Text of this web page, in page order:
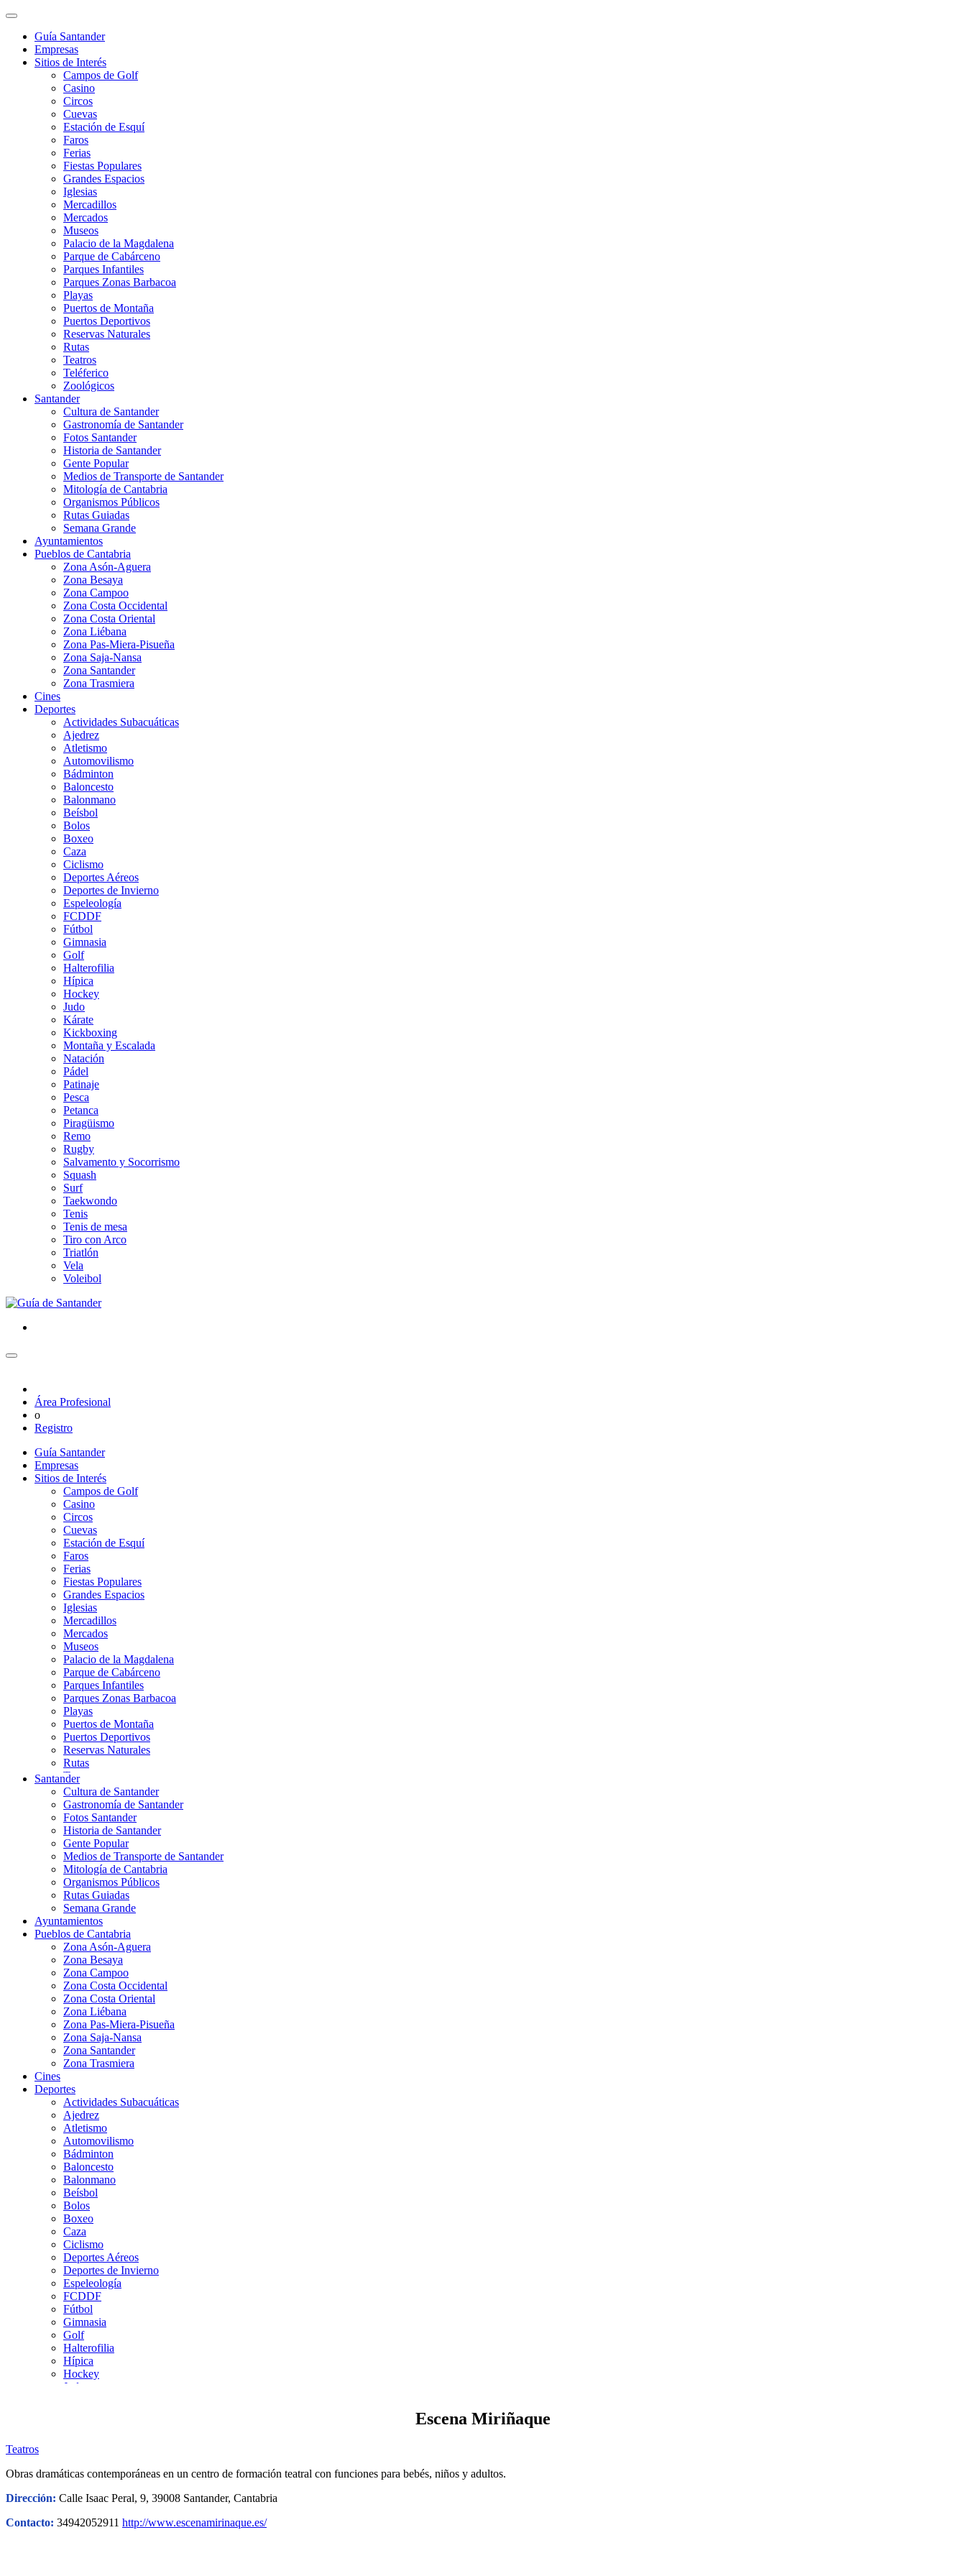
Guía Santander
Empresas
Sitios de Interés
Campos de Golf
Casino
Circos
Cuevas
Estación de Esquí
Faros
Ferias
Fiestas Populares
Grandes Espacios
Iglesias
Mercadillos
Mercados
Museos
Palacio de la Magdalena
Parque de Cabárceno
Parques Infantiles
Parques Zonas Barbacoa
Playas
Puertos de Montaña
Puertos Deportivos
Reservas Naturales
Rutas
Teatros
Teléferico
Zoológicos
Santander
Cultura de Santander
Gastronomía de Santander
Fotos Santander
Historia de Santander
Gente Popular
Medios de Transporte de Santander
Mitología de Cantabria
Organismos Públicos
Rutas Guiadas
Semana Grande
Ayuntamientos
Pueblos de Cantabria
Zona Asón-Aguera
Zona Besaya
Zona Campoo
Zona Costa Occidental
Zona Costa Oriental
Zona Liébana
Zona Pas-Miera-Pisueña
Zona Saja-Nansa
Zona Santander
Zona Trasmiera
Cines
Deportes
Actividades Subacuáticas
Ajedrez
Atletismo
Automovilismo
Bádminton
Baloncesto
Balonmano
Beísbol
Bolos
Boxeo
Caza
Ciclismo
Deportes Aéreos
Deportes de Invierno
Espeleología
FCDDF
Fútbol
Gimnasia
Golf
Halterofilia
Hípica
Hockey
Judo
Kárate
Kickboxing
Montaña y Escalada
Natación
Pádel
Patinaje
Pesca
Petanca
Piragüismo
Remo
Rugby
Salvamento y Socorrismo
Squash
Surf
Taekwondo
Tenis
Tenis de mesa
Tiro con Arco
Triatlón
Vela
Voleibol
Área Profesional
o
Registro
Guía Santander
Empresas
Sitios de Interés
Campos de Golf
Casino
Circos
Cuevas
Estación de Esquí
Faros
Ferias
Fiestas Populares
Grandes Espacios
Iglesias
Mercadillos
Mercados
Museos
Palacio de la Magdalena
Parque de Cabárceno
Parques Infantiles
Parques Zonas Barbacoa
Playas
Puertos de Montaña
Puertos Deportivos
Reservas Naturales
Rutas
Teatros
Teléferico
Zoológicos
Santander
Cultura de Santander
Gastronomía de Santander
Fotos Santander
Historia de Santander
Gente Popular
Medios de Transporte de Santander
Mitología de Cantabria
Organismos Públicos
Rutas Guiadas
Semana Grande
Ayuntamientos
Pueblos de Cantabria
Zona Asón-Aguera
Zona Besaya
Zona Campoo
Zona Costa Occidental
Zona Costa Oriental
Zona Liébana
Zona Pas-Miera-Pisueña
Zona Saja-Nansa
Zona Santander
Zona Trasmiera
Cines
Deportes
Actividades Subacuáticas
Ajedrez
Atletismo
Automovilismo
Bádminton
Baloncesto
Balonmano
Beísbol
Bolos
Boxeo
Caza
Ciclismo
Deportes Aéreos
Deportes de Invierno
Espeleología
FCDDF
Fútbol
Gimnasia
Golf
Halterofilia
Hípica
Hockey
Judo
Pesca
Piragüismo
Remo
Rugby
Escena Miriñaque
Teatros
Obras dramáticas contemporáneas en un centro de formación teatral con funciones para bebés, niños y adultos.
Dirección: Calle Isaac Peral, 9, 39008 Santander, Cantabria
Contacto: 34942052911 http://www.escenamirinaque.es/